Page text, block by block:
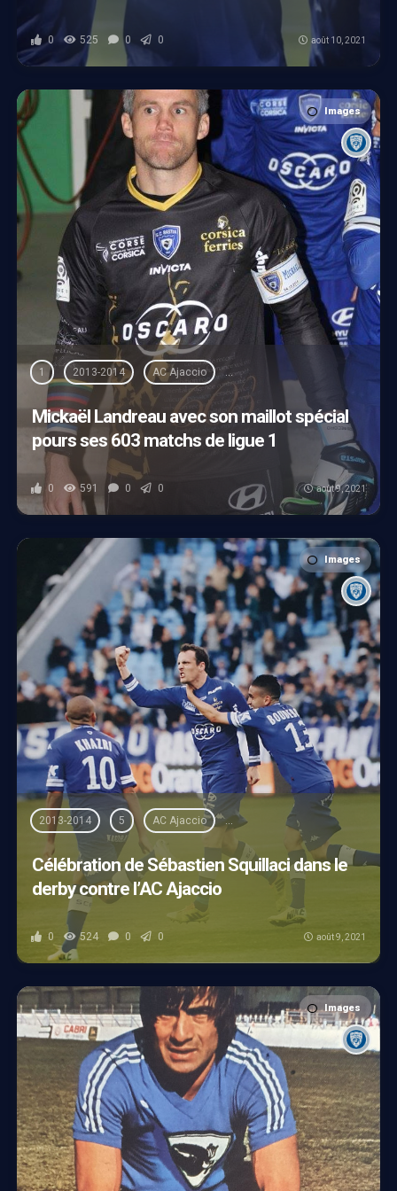
0 525 0 0 août 10, 2021
Images
1 2013-2014 AC Ajaccio Championnat de France de Ligue
Mickaël Landreau avec son maillot spécial
pours ses 603 matchs de ligue 1
0 591 0 0 août 9, 2021
Images
2013-2014 5 AC Ajaccio Championnat de France de
Célébration de Sébastien Squillaci dans le
derby contre l’AC Ajaccio
0 524 0 0 août 9, 2021
Images